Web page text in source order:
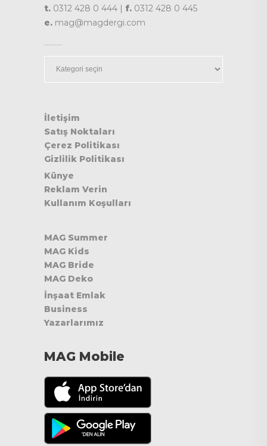
t. 0312 428 0 444 | f. 0312 428 0 445
e. mag@magdergi.com
İletişim
Satış Noktaları
Çerez Politikası
Gizlilik Politikası
Künye
Reklam Verin
Kullanım Koşulları
MAG Summer
MAG Kids
MAG Bride
MAG Deko
İnşaat Emlak
Business
Yazarlarımız
MAG Mobile